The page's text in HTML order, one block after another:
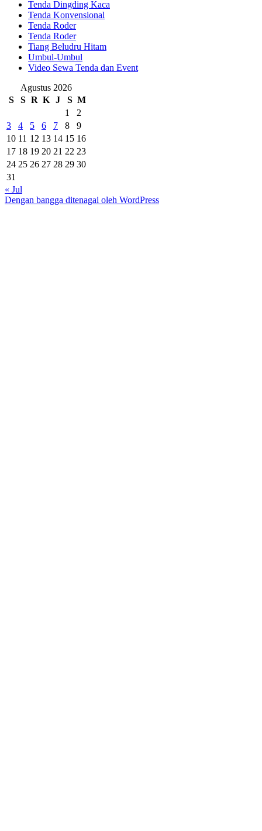
Tenda Dingding Kaca
Tenda Konvensional
Tenda Roder
Tenda Roder
Tiang Beludru Hitam
Umbul-Umbul
Video Sewa Tenda dan Event
Agustus 2026
S
S R K J S M
1
2
3
4 5 6 7 8
9
10 11 12 13 14 15 16
17 18 19 20 21 22 23
24 25 26 27 28 29 30
31
« Jul
Dengan bangga ditenagai oleh WordPress